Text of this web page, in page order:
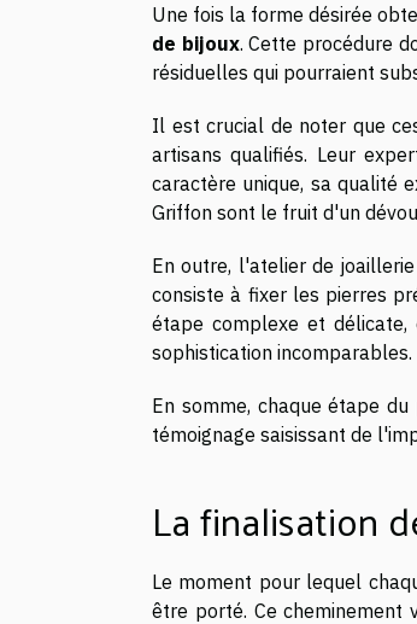
Une fois la forme désirée
de bijoux. Cette procédure
résiduelles qui pourraient
Il est crucial de noter que
artisans qualifiés. Leur
caractère unique, sa qualité
Griffon sont le fruit d'un
En outre, l'atelier de
consiste à fixer les pierres
étape complexe et
sophistication incomparables.
En somme, chaque étape
témoignage saisissant de
La finalisation
Le moment pour lequel
être porté. Ce cheminement